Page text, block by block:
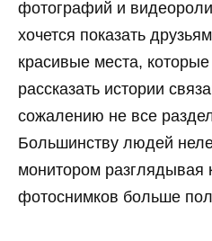
фотографий и
хочется показать
красивые места,
рассказать истории
сожалению не все
Большинству людей
монитором разглядывая
фотоснимков больше